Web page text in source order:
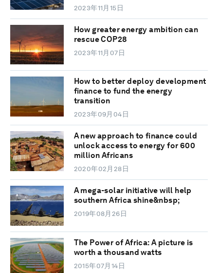
2023年11月15日
How greater energy ambition can
rescue COP28
2023年11月07日
How to better deploy development
finance to fund the energy
transition
2023年09月04日
A new approach to finance could
unlock access to energy for 600
million Africans
2020年02月28日
A mega-solar initiative will help
southern Africa shine&nbsp;
2019年08月26日
The Power of Africa: A picture is
worth a thousand watts
2015年07月14日